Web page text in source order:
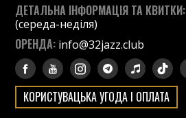
ДЕТАЛЬНА ІНФОРМАЦІЯ ТА КВИТКИ:
(середа-неділя)
ОРЕНДА: info@32jazz.club
КОРИСТУВАЦЬКА УГОДА І ОПЛАТА